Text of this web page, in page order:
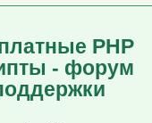
PHP
- форум